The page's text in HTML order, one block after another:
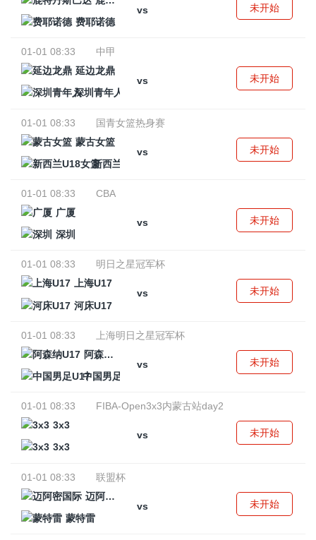
vs
费耶诺德
未开始
01-01 08:33
中甲
延边龙鼎
vs
深圳青年人
未开始
01-01 08:33
国青女篮热身赛
蒙古女篮
vs
新西兰U18女篮
未开始
01-01 08:33
CBA
广厦
vs
深圳
未开始
01-01 08:33
明日之星冠军杯
上海U17
vs
河床U17
未开始
01-01 08:33
上海明日之星冠军杯
阿森纳U17
vs
中国男足U17
未开始
01-01 08:33
FIBA-Open3x3内蒙古站day2
3x3
vs
3x3
未开始
01-01 08:33
联盟杯
迈阿密国际
vs
蒙特雷
未开始